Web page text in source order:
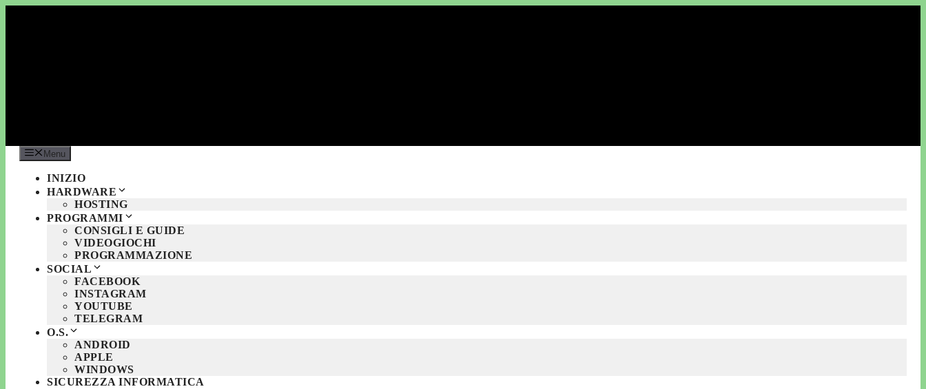
Menu
INIZIO
HARDWARE
HOSTING
PROGRAMMI
CONSIGLI E GUIDE
VIDEOGIOCHI
PROGRAMMAZIONE
SOCIAL
FACEBOOK
INSTAGRAM
YOUTUBE
TELEGRAM
O.S.
ANDROID
APPLE
WINDOWS
SICUREZZA INFORMATICA